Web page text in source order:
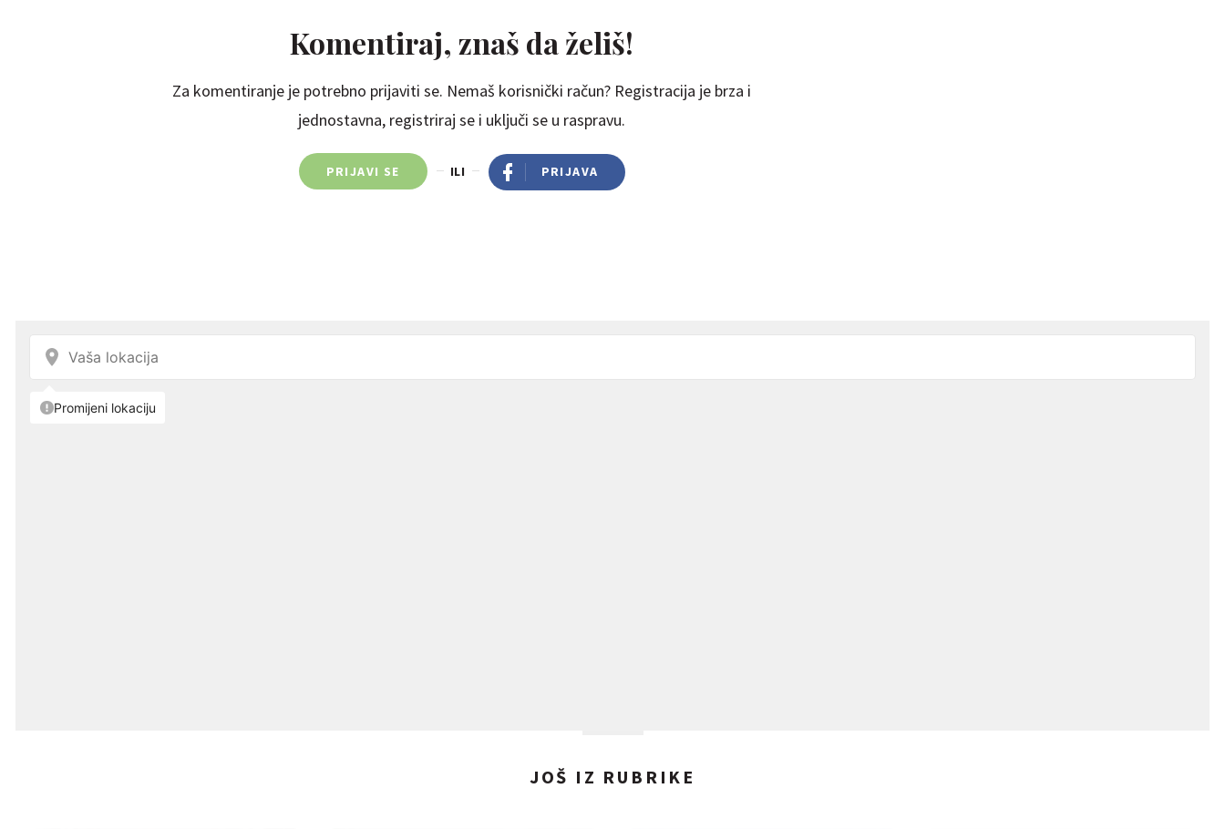
Komentiraj, znaš da želiš!
Za komentiranje je potrebno prijaviti se. Nemaš korisnički račun? Registracija je brza i
jednostavna, registriraj se i uključi se u raspravu.
PRIJAVI SE ILI PRIJAVA
JOŠ IZ RUBRIKE